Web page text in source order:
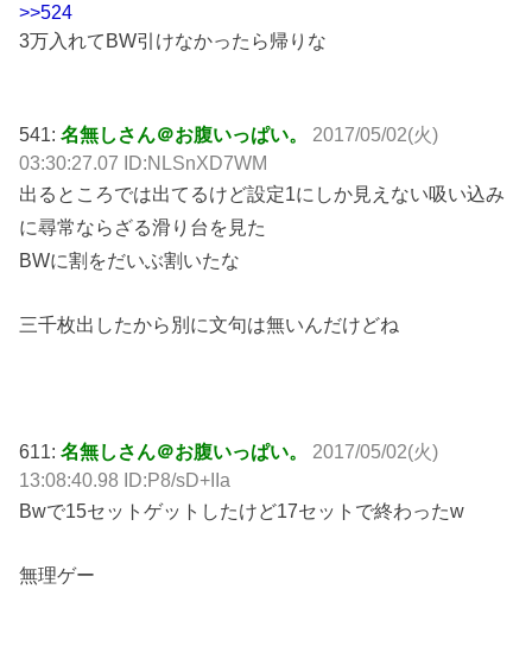
>>524
3万入れてBW引けなかったら帰りな
541:名無しさん＠お腹いっぱい。
2017/05/02(火)
03:30:27.07 ID:NLSnXD7WM
出るところでは出てるけど設定1にしか見えない吸い込み
に尋常ならざる滑り台を見た
BWに割をだいぶ割いたな
三千枚出したから別に文句は無いんだけどね
611:名無しさん＠お腹いっぱい。
2017/05/02(火)
13:08:40.98 ID:P8/sD+IIa
Bwで15セットゲットしたけど17セットで終わったw
無理ゲー